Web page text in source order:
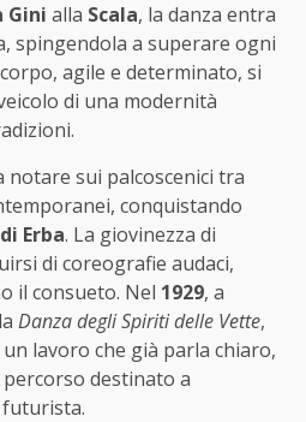
Gini alla Scala, la danza entra
spingendola a superare ogni
agile e determinato, si
di una modernità
notare sui palcoscenici tra
conquistando
Erba. La giovinezza di
di coreografie audaci,
il consueto. Nel 1929, a
Danza degli Spiriti delle Vette,
un lavoro che già parla chiaro,
destinato a